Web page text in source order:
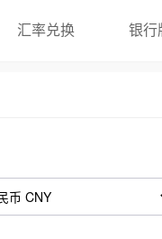
汇率兑换 银行